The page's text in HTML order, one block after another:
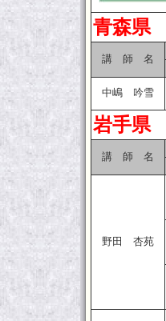
青森県
講 師 名
中嶋 吟雪
岩手県
講 師 名
野田 杏苑